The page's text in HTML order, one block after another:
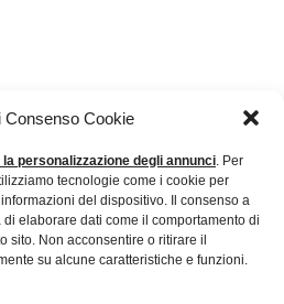
Consenso Cookie
personalizzazione degli annunci. Per
tecnologie come i cookie per
del dispositivo. Il consenso a
elaborare dati come il comportamento di
sito. Non acconsentire o ritirare il
su alcune caratteristiche e funzioni.
Roma
Roma seria ed affidabile clicca nel